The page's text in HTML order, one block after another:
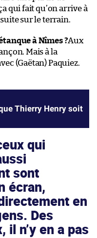
qui fait qu’on arrive à
sur le terrain.
à Nîmes ?Aux
Mais à la
(Gaëtan) Paquiez.
Thierry Henry soit
qui
sont
écran,
en
Des
il n’y en a pas